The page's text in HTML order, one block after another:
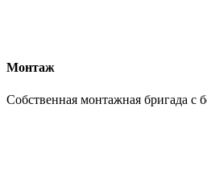
Монтаж
Собственная монтажная бригада